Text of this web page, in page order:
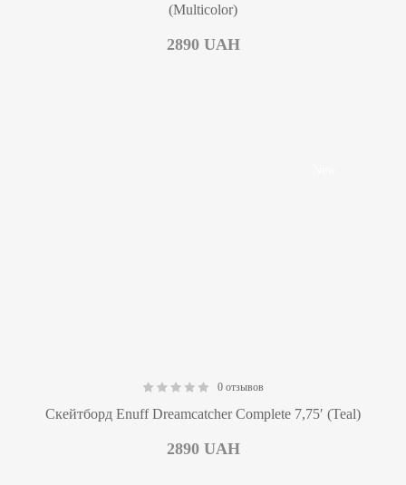
(Multicolor)
2890 UAH
0 отзывов
Скейтборд Enuff Dreamcatcher Complete 7,75′ (Teal)
2890 UAH